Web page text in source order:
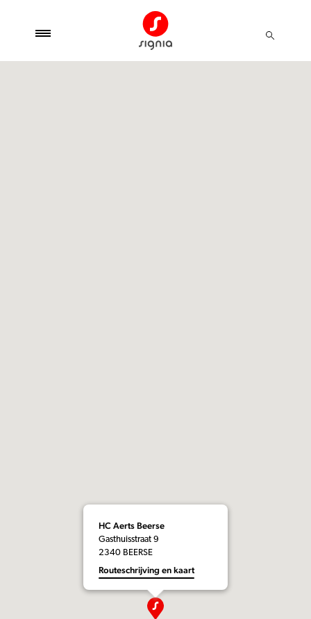
HC Aerts Beerse
Gasthuisstraat 9
2340 BEERSE
Routeschrijving en kaart